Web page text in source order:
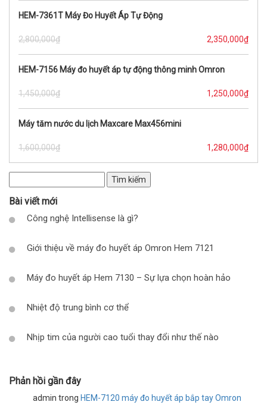
HEM-7361T Máy Đo Huyết Áp Tự Động
2,800,000₫ 2,350,000₫
HEM-7156 Máy đo huyết áp tự động thông minh Omron
1,450,000₫ 1,250,000₫
Máy tăm nước du lịch Maxcare Max456mini
1,600,000₫ 1,280,000₫
kiếm
cho:
Bài viết mới
Công nghệ Intellisense là gì?
Giới thiệu về máy đo huyết áp Omron Hem 7121
Máy đo huyết áp Hem 7130 – Sự lựa chọn hoàn hảo
Nhiệt độ trung bình cơ thể
Nhịp tim của người cao tuổi thay đổi như thế nào
Phản hồi gần đây
admin trong HEM-7120 máy đo huyết áp bắp tay Omron